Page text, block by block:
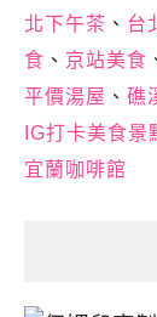
北下午茶 、 台
食 、 京站美食
平價湯屋 、 礁
IG打卡美食景
宜蘭咖啡館